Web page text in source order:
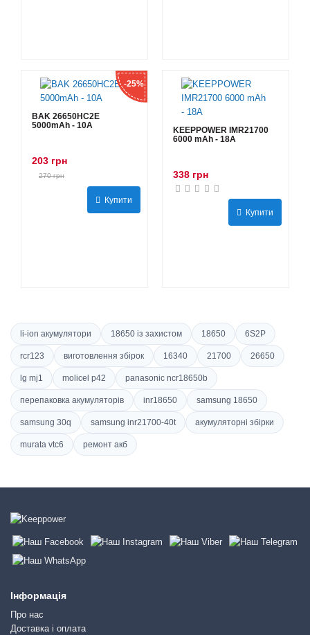
-25%
BAK 26650HC2E
5000mAh - 10А
203 грн
270 грн
Купити
KEEPPOWER IMR21700
6000 mAh - 18А
338 грн
Купити
li-ion акумулятори 18650 із захистом 18650 6S2P
rcr123 виготовлення збірок 16340 21700 26650
lg mj1 molicel p42 panasonic ncr18650b
перепаковка акумуляторів inr18650 samsung 18650
samsung 30q samsung inr21700-40t акумуляторні збірки
murata vtc6 ремонт акб
Інформація
Про нас
Доставка і оплата